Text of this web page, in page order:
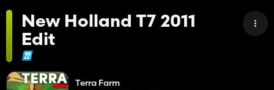
New Holland T7 2011
Edit
Terra Farm